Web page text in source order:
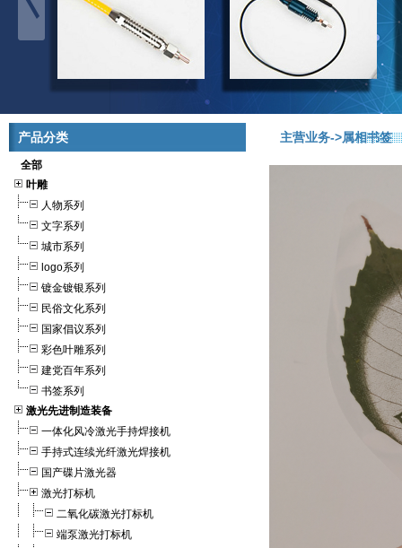
产品分类
全部
叶雕
人物系列
文字系列
城市系列
logo系列
镀金镀银系列
民俗文化系列
国家倡议系列
彩色叶雕系列
建党百年系列
书签系列
激光先进制造装备
一体化风冷激光手持焊接机
手持式连续光纤激光焊接机
国产碟片激光器
激光打标机
二氧化碳激光打标机
端泵激光打标机
主营业务->属相书签